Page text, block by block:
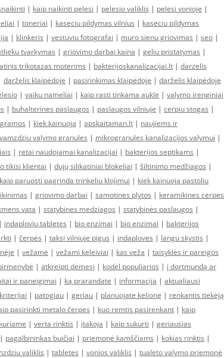
| kaip naikinti pelesi | pelesio valiklis | pelesi vonioje |
| toneriai | kaseciu pildymas vilnius | kaseciu pildymas
| klinkeris | vestuviu fotografai | muro sienu griovimas | seo |
tvarkymas | griovimo darbai kaina | geliu pristatymas |
trikotazas moterims | bakterijoskanalizacijai.lt | darzelis
darželis klaipėdoje | pasirinkimas klaipėdoje | darželis klaipėdoje
| vaiku nameliai | kaip rasti tinkama aukle | valymo irenginiai
| buhalterines paslaugos | paslaugos vilniuje | cerpiu stogas |
| kiek kainuoja | apskaitaman.lt | naujiems ir
vamzdziu valymo granules | mikrogranules kanalizacijos valymui |
| retai naudojamai kanalizacijai | bakterijos septikams |
tikisi klientai | dujų silikatiniai blokeliai | šiltinimo medžiagos |
kaip paruosti pagrinda trinkeliu klojimui | kiek kainuoja pastoliu
| griovimo darbai | samotines plytos | keramikines cerpes
vata | statybines medziagos | statybinės paslaugos |
| indaploviu tabletes | bio enzimai | bio enzimai | bakterijos
| čerpės | taksi vilniuje pigus | indaploves | langu skystis |
| vežame | vežami keleiviai | kas veža | taisyklės ir pareigos
| atkreipti dėmesį | kodėl populiarios | į dortmundą ar
ir paneigimai | ką prarandate | informacija | aktualiausi
kriterijai | patogiau | geriau | planuojate kelionę | renkantis tiekėją
pasirinkti metalo čerpes | kuo remtis pasirenkant | kaip
kuriame | verta rinktis | įtakoja | kaip sukurti | geriausias
| pagalbininkas buičiai | priemonė kamščiams | kokias rinktis |
valiklis | tabletes | vonios valiklis | tualeto valymo priemonė